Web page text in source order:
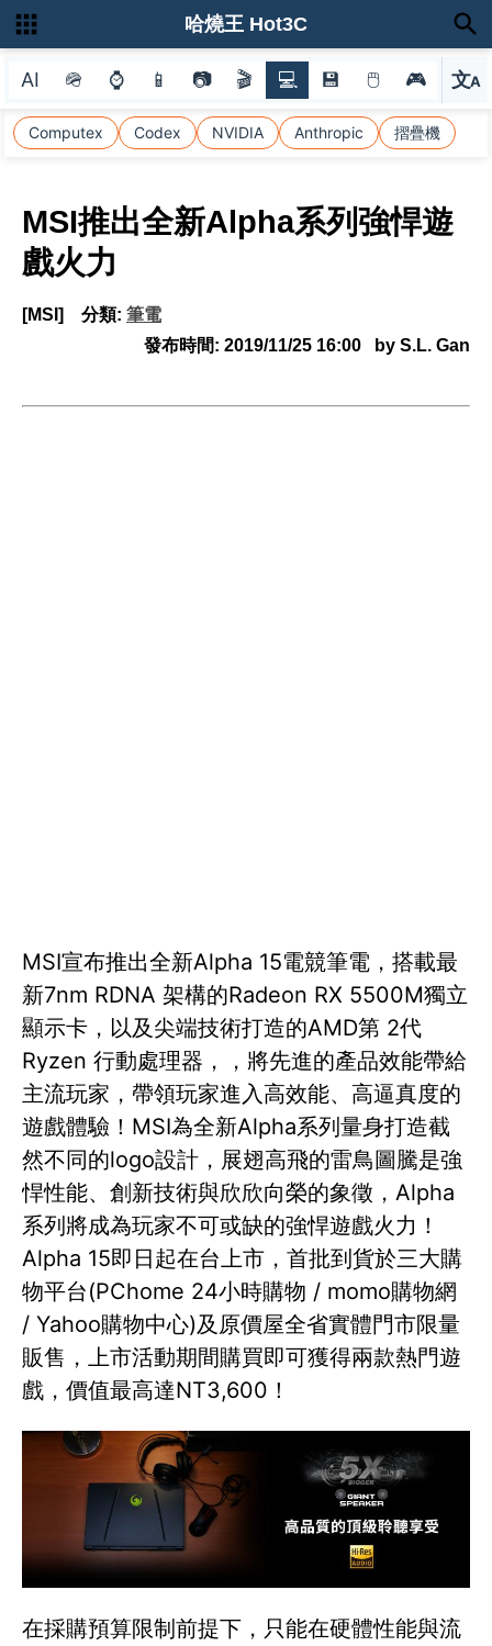
AI 🪖 ⌚ 📱 📷 🎬 💻 💾 🖱 🎮 文A
選
Computex Codex NVIDIA Anthropic 摺疊機
哈燒王 Hot3C
MSI推出全新Alpha系列強悍遊
戲火力
[MSI] 分類: 筆電
發布時間: 2019/11/25 16:00 by S.L. Gan
MSI宣布推出全新Alpha 15電競筆電，搭載最
新7nm RDNA 架構的Radeon RX 5500M獨立
顯示卡，以及尖端技術打造的AMD第 2代
Ryzen 行動處理器，，將先進的產品效能帶給
主流玩家，帶領玩家進入高效能、高逼真度的
遊戲體驗！MSI為全新Alpha系列量身打造截
然不同的logo設計，展翅高飛的雷鳥圖騰是強
悍性能、創新技術與欣欣向榮的象徵，Alpha
系列將成為玩家不可或缺的強悍遊戲火力！
Alpha 15即日起在台上市，首批到貨於三大購
物平台(PChome 24小時購物 / momo購物網
/ Yahoo購物中心)及原價屋全省實體門市限量
販售，上市活動期間購買即可獲得兩款熱門遊
戲，價值最高達NT3,600！
在採購預算限制前提下，只能在硬體性能與流